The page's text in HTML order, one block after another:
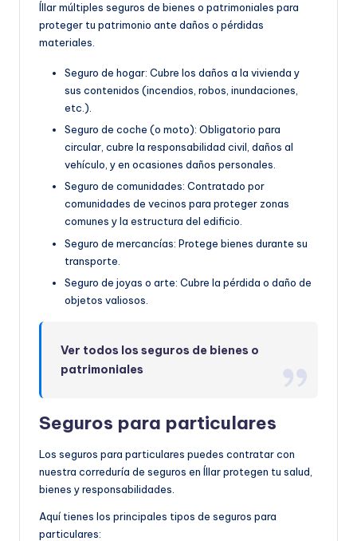
Íllar múltiples seguros de bienes o patrimoniales para
proteger tu patrimonio ante daños o pérdidas
materiales.
Seguro de hogar: Cubre los daños a la vivienda y
sus contenidos (incendios, robos, inundaciones,
etc.).
Seguro de coche (o moto): Obligatorio para
circular, cubre la responsabilidad civil, daños al
vehículo, y en ocasiones daños personales.
Seguro de comunidades: Contratado por
comunidades de vecinos para proteger zonas
comunes y la estructura del edificio.
Seguro de mercancías: Protege bienes durante su
transporte.
Seguro de joyas o arte: Cubre la pérdida o daño de
objetos valiosos.
Ver todos los seguros de bienes o
patrimoniales
Seguros para particulares
Los seguros para particulares puedes contratar con
nuestra correduría de seguros en Íllar protegen tu salud,
bienes y responsabilidades.
Aquí tienes los principales tipos de seguros para
particulares: